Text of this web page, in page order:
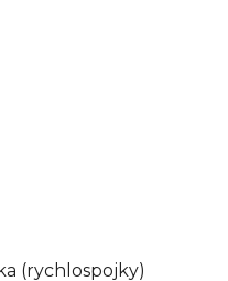
(rychlospojky)